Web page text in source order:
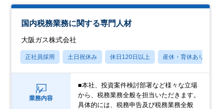
国内税務業務に関する専門人材
大阪ガス株式会社
正社員採用 土日祝休み 休日120日以上 産休・育休あり
業務内容
■本社、投資案件検討部署など様々な立場
から、税務業務全般を担当いただきます。
具体的には、税務申告及び税務業務全般